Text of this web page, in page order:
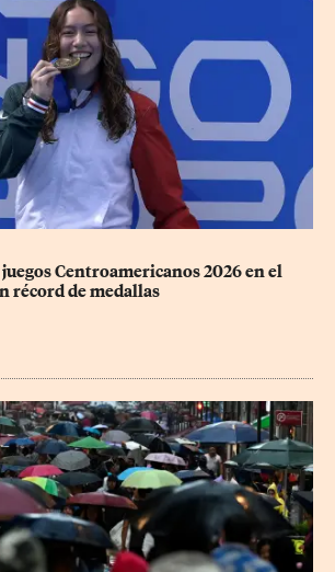
Centroamericanos 2026 en el
récord de medallas